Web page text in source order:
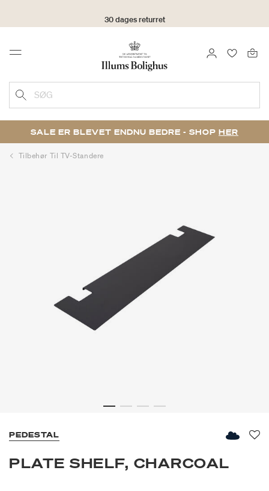
Menu LOG IND
SØG
SALE ER BLEVET ENDNU BEDRE - SHOP HER
Tilbehør Til TV-Standere
PEDESTAL
PLATE SHELF, CHARCOAL